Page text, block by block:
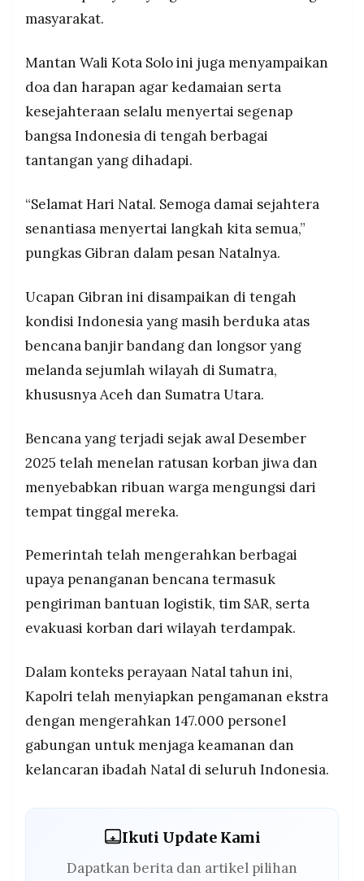
masyarakat.
Mantan Wali Kota Solo ini juga menyampaikan
doa dan harapan agar kedamaian serta
kesejahteraan selalu menyertai segenap
bangsa Indonesia di tengah berbagai
tantangan yang dihadapi.
“Selamat Hari Natal. Semoga damai sejahtera
senantiasa menyertai langkah kita semua,”
pungkas Gibran dalam pesan Natalnya.
Ucapan Gibran ini disampaikan di tengah
kondisi Indonesia yang masih berduka atas
bencana banjir bandang dan longsor yang
melanda sejumlah wilayah di Sumatra,
khususnya Aceh dan Sumatra Utara.
Bencana yang terjadi sejak awal Desember
2025 telah menelan ratusan korban jiwa dan
menyebabkan ribuan warga mengungsi dari
tempat tinggal mereka.
Pemerintah telah mengerahkan berbagai
upaya penanganan bencana termasuk
pengiriman bantuan logistik, tim SAR, serta
evakuasi korban dari wilayah terdampak.
Dalam konteks perayaan Natal tahun ini,
Kapolri telah menyiapkan pengamanan ekstra
dengan mengerahkan 147.000 personel
gabungan untuk menjaga keamanan dan
kelancaran ibadah Natal di seluruh Indonesia.
Ikuti Update Kami
Dapatkan berita dan artikel pilihan